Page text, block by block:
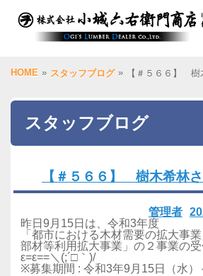
HOME » スタッフブログ » 【＃５６６】 樹
スタッフブログ
【＃５６６】 樹木希林
管理者
昨日9月15日は、令和3年度
「都市における木材需要の拡大事
部材等利用拡大事業」の２事業の
ε=ε==＼(;´□｀)/
※募集期間 : 令和3年9月15日（水）